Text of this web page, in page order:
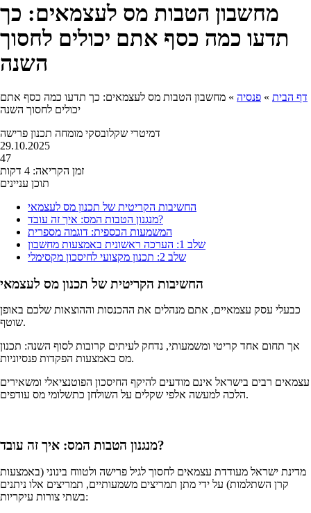
מחשבון הטבות מס לעצמאים: כך
תדעו כמה כסף אתם יכולים לחסוך
השנה
דף הבית » פנסיה » מחשבון הטבות מס לעצמאים: כך תדעו כמה כסף אתם
יכולים לחסוך השנה
דמיטרי שקלובסקי מומחה תכנון פרישה
29.10.2025
47
זמן הקריאה: 4 דקות
תוכן עניינים
החשיבות הקריטית של תכנון מס לעצמאי
מנגנון הטבות המס: איך זה עובד?
המשמעות הכספית: דוגמה מספרית
שלב 1: הערכה ראשונית באמצעות מחשבון
שלב 2: תכנון מקצועי לחיסכון מקסימלי
החשיבות הקריטית של תכנון מס לעצמאי
כבעלי עסק עצמאיים, אתם מנהלים את ההכנסות וההוצאות שלכם באופן
שוטף.
אך תחום אחד קריטי ומשמעותי, נדחק לעיתים קרובות לסוף השנה: תכנון
מס באמצעות הפקדות פנסיוניות.
עצמאים רבים בישראל אינם מודעים להיקף החיסכון הפוטנציאלי ומשאירים
הלכה למעשה אלפי שקלים על השולחן כתשלומי מס עודפים.
מנגנון הטבות המס: איך זה עובד?
מדינת ישראל מעודדת עצמאים לחסוך לגיל פרישה ולטווח בינוני (באמצעות
קרן השתלמות) על ידי מתן תמריצים משמעותיים, תמריצים אלו ניתנים
בשתי צורות עיקריות: